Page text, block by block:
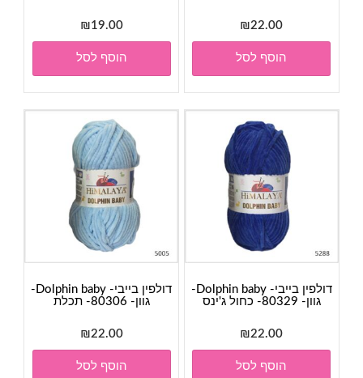
₪22.00
הוסף לסל
₪19.00
הוסף לסל
דולפין בייבי- Dolphin baby-
גוון- 80329- כחול ג'ינס
₪22.00
הוסף לסל
דולפין בייבי- Dolphin baby-
גוון- 80306- תכלת
₪22.00
הוסף לסל